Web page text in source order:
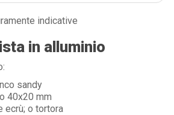
indicative
in alluminio
sandy
40x20 mm
ecrù; o tortora